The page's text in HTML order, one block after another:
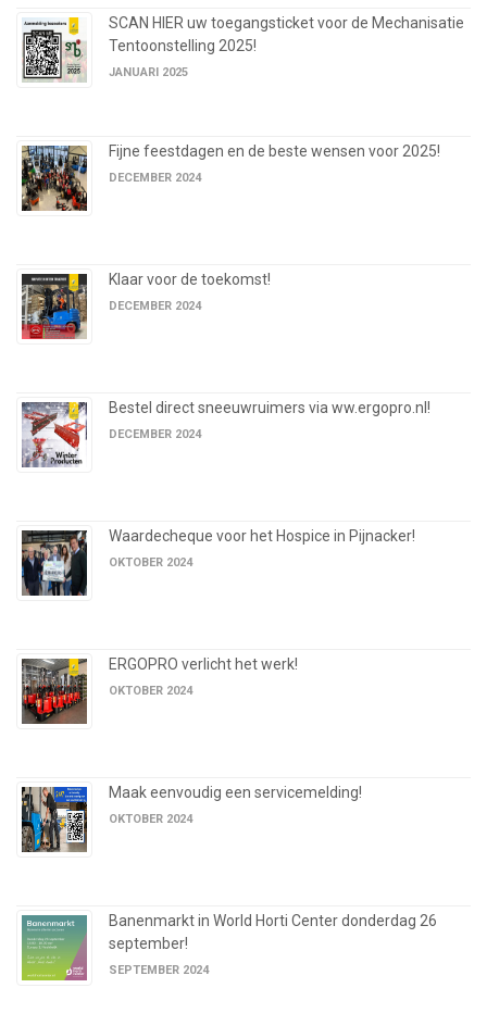
SCAN HIER uw toegangsticket voor de Mechanisatie
Tentoonstelling 2025!
JANUARI 2025
Fijne feestdagen en de beste wensen voor 2025!
DECEMBER 2024
Klaar voor de toekomst!
DECEMBER 2024
Bestel direct sneeuwruimers via ww.ergopro.nl!
DECEMBER 2024
Waardecheque voor het Hospice in Pijnacker!
OKTOBER 2024
ERGOPRO verlicht het werk!
OKTOBER 2024
Maak eenvoudig een servicemelding!
OKTOBER 2024
Banenmarkt in World Horti Center donderdag 26
september!
SEPTEMBER 2024